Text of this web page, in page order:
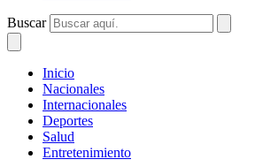
Buscar
Inicio
Nacionales
Internacionales
Deportes
Salud
Entretenimiento